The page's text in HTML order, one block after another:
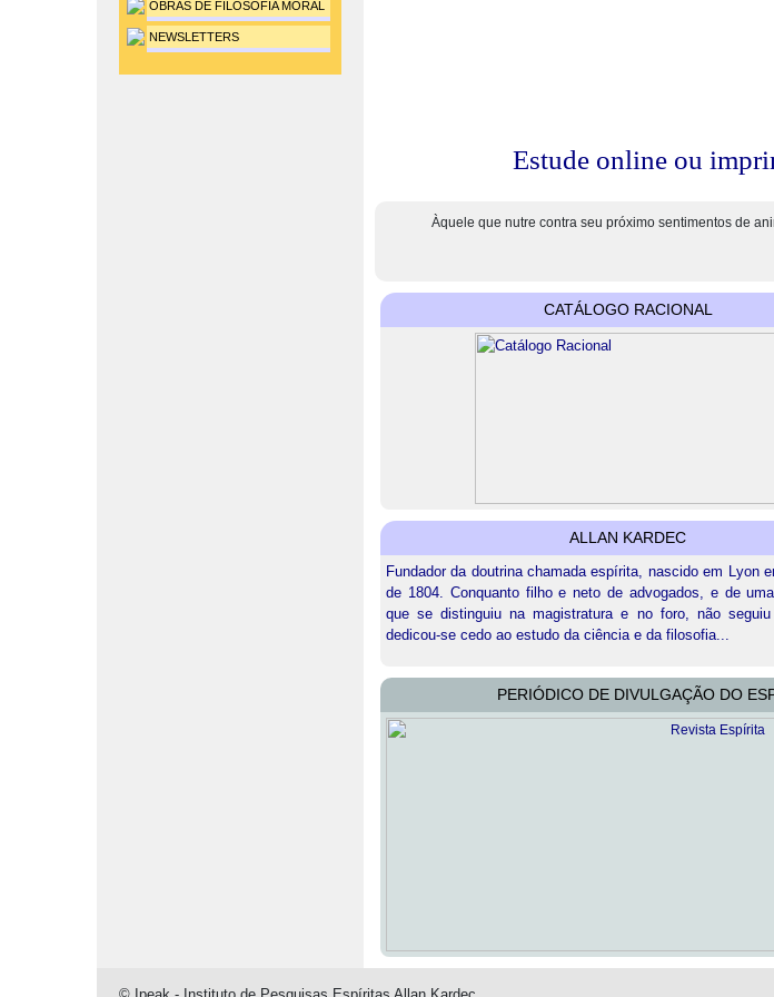
OBRAS DE FILOSOFIA MORAL
NEWSLETTERS
Estude online ou
Àquele que nutre contra seu próximo sentimentos de
CATÁLOGO RACIONAL
ALLAN KARDEC
Fundador da doutrina chamada espírita, nascido em Lyon
de 1804. Conquanto filho e neto de advogados, e de
que se distinguiu na magistratura e no foro, não seguiu
dedicou-se cedo ao estudo da ciência e da filosofia...
PERIÓDICO DE DIVULGAÇÃO DO